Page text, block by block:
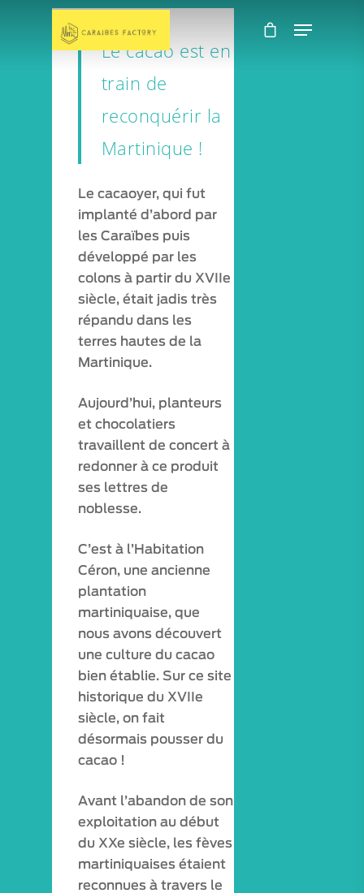
Le cacao est en
train de
reconquérir la
Martinique !
Le cacaoyer, qui fut
implanté d’abord par
les Caraïbes puis
développé par les
colons à partir du XVIIe
siècle, était jadis très
répandu dans les
terres hautes de la
Martinique.
Aujourd’hui, planteurs
et chocolatiers
travaillent de concert à
redonner à ce produit
ses lettres de
noblesse.
C’est à l’Habitation
Céron, une ancienne
plantation
martiniquaise, que
nous avons découvert
une culture du cacao
bien établie. Sur ce site
historique du XVIIe
siècle, on fait
désormais pousser du
cacao !
Avant l’abandon de son
exploitation au début
du XXe siècle, les fèves
martiniquaises étaient
reconnues à travers le